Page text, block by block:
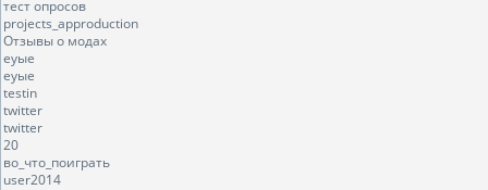
тест опросов
projects_approduction
Отзывы о модах
еуые
еуые
testin
twitter
twitter
20
во_что_поиграть
user2014